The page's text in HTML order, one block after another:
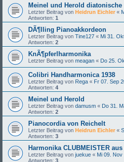
Meinel und Herold diatonische
Letzter Beitrag von Heidrun Eichler «
Antworten: 1
DÃ¶lling Pianoakkordeon
Letzter Beitrag von Tine127 « Mi 31.
Antworten: 2
KnÃ¶pferlharmonika
Letzter Beitrag von meagan « Do 25.
Colibri Handharmonica 1938
Letzter Beitrag von Rega « Fr 07. Sep
Antworten: 4
Meinel und Herold
Letzter Beitrag von damusm « Do 31.
Antworten: 2
Pianocordia von Reichelt
Letzter Beitrag von Heidrun Eichler «
Antworten: 3
Harmonika CLUBMEISTER
Letzter Beitrag von juekue « Mi 09. Nov
Antworten: 3